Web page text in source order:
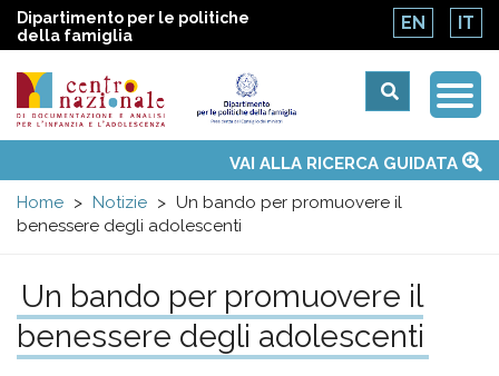
Dipartimento per le politiche
della famiglia
EN IT
Centro
nazionale
di
Documentazione
menu
Temi
Attività
Convenzione ONUVAI ALLA RICERCA GUIDATA
Home
Notizie
Un bando per promuovere il
benessere degli adolescenti
Un bando per promuovere il
benessere degli adolescenti